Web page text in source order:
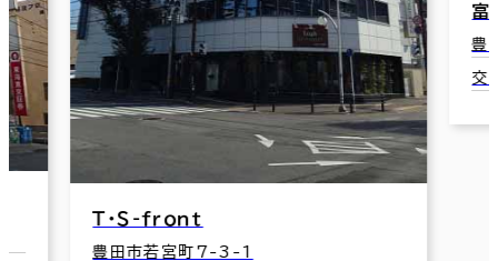
富士火災豊田ビル
豊田市小坂本町1-13-11
交通：新豊田駅(愛知環状鉄道) 西口 5分